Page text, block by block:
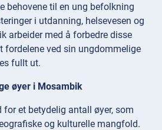
behovene til en ung befolkning
i utdanning, helsevesen og
arbeider med å forbedre disse
fordelene ved sin ungdommelige
fullt ut.
øyer i Mosambik
et betydelig antall øyer, som
og kulturelle mangfold.